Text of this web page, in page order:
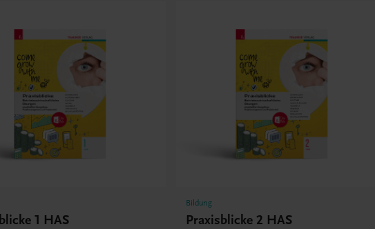
1 HAS
Bildung
Praxisblicke 2 HAS